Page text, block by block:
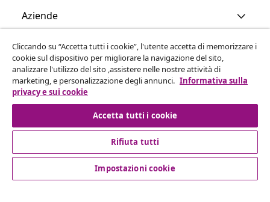
Aziende
vidaXL
Scopri di più
© 2008-2026 vidaXL www.vidaxl.it è un negozio online di
Cliccando su “Accetta tutti i cookie”, l'utente accetta di memorizzare i
cookie sul dispositivo per migliorare la navigazione del sito,
analizzare l'utilizzo del sito ,assistere nelle nostre attività di
marketing, e personalizzazione degli annunci. Informativa sulla
privacy e sui cookie
Accetta tutti i cookie
Rifiuta tutti
Impostazioni cookie